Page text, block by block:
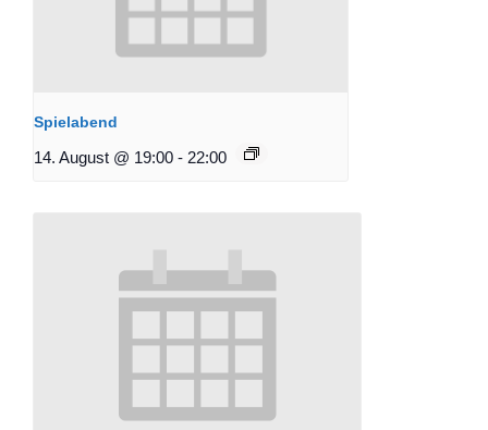
Spielabend
14. August @ 19:00 - 22:00